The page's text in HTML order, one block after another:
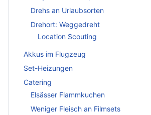
Drehs an Urlaubsorten
Drehort: Weggedreht
Location Scouting
Akkus im Flugzeug
Set-Heizungen
Catering
Elsässer Flammkuchen
Weniger Fleisch an Filmsets